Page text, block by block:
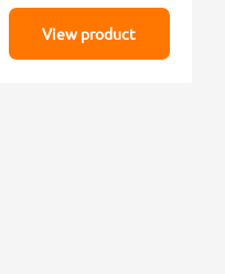
View product